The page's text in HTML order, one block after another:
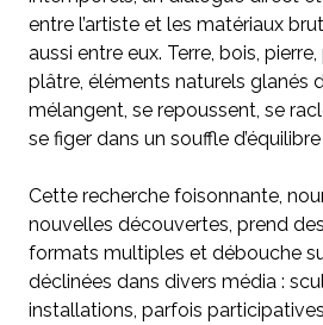
entre l’artiste et les matériaux
aussi entre eux. Terre, bois,
plâtre, éléments naturels glanés
mélangent, se repoussent, se
se figer dans un souffle
Cette recherche foisonnante,
nouvelles découvertes, prend
formats multiples et débouche
déclinées dans divers média :
installations, parfois